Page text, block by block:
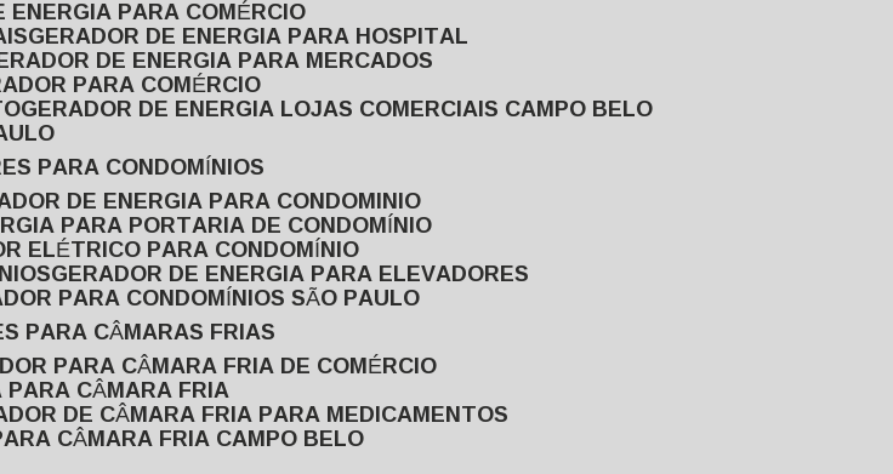
ENERGIA PARA COMÉRCIO
GERADOR DE ENERGIA PARA HOSPITAL
DE ENERGIA PARA MERCADOS
PARA COMÉRCIO
GERADOR DE ENERGIA LOJAS COMERCIAIS CAMPO BELO
PARA CONDOMÍNIOS
DE ENERGIA PARA CONDOMINIO
PARA PORTARIA DE CONDOMÍNIO
ELÉTRICO PARA CONDOMÍNIO
GERADOR DE ENERGIA PARA ELEVADORES
PARA CONDOMÍNIOS SÃO PAULO
PARA CÂMARAS FRIAS
PARA CÂMARA FRIA DE COMÉRCIO
PARA CÂMARA FRIA
DE CÂMARA FRIA PARA MEDICAMENTOS
CÂMARA FRIA CAMPO BELO